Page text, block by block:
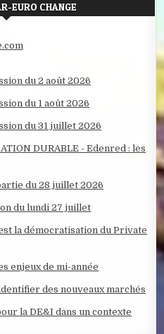
EURO CHANGE
du 2 août 2026
du 1 août 2026
du 31 juillet 2026
DURABLE - Edenred : les
du 28 juillet 2026
du lundi 27 juillet
la démocratisation du Private
enjeux de mi-année
des nouveaux marchés
la DE&I dans un contexte